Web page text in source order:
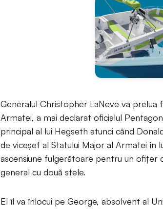
Generalul Christopher LaNeve va prelua
Armatei, a mai declarat oficialul
principal al lui Hegseth atunci când
de viceșef al Statului Major al Armatei în
ascensiune fulgerătoare pentru un ofițer
general cu două stele.
El îl va înlocui pe George, absolvent al